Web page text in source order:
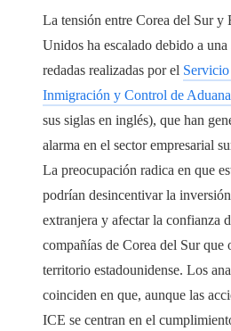
La tensión entre Corea del Sur y
Unidos ha escalado debido a una
redadas realizadas por el
Inmigración y Control de
sus siglas en inglés), que han
alarma en el sector empresarial
La preocupación radica en que
podrían desincentivar la
extranjera y afectar la confianza
compañías de Corea del Sur que
territorio estadounidense. Los
coinciden en que, aunque las
ICE se centran en el